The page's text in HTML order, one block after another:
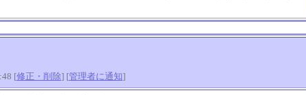
[修正・削除] [管理者に通知]